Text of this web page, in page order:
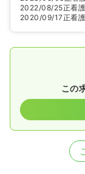
2022/08/25正看
2020/09/17正看
この